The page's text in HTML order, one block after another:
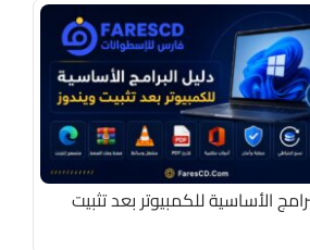
الأساسية للكمبيوتر بعد تثبيت